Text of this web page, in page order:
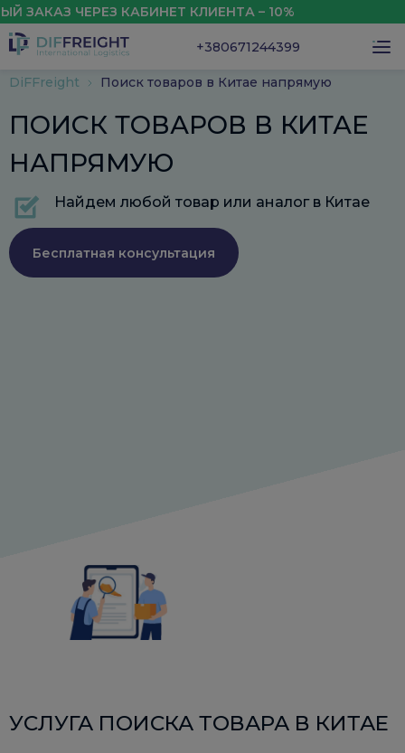
ЧЕРЕЗ КАБИНЕТ КЛИЕНТА – 10%
+380671244399
DiFFreight Поиск товаров в Китае напрямую
ПОИСК ТОВАРОВ В КИТАЕ
НАПРЯМУЮ
Найдем любой товар или аналог в Китае
Бесплатная консультация
УСЛУГА ПОИСКА ТОВАРА В КИТАЕ